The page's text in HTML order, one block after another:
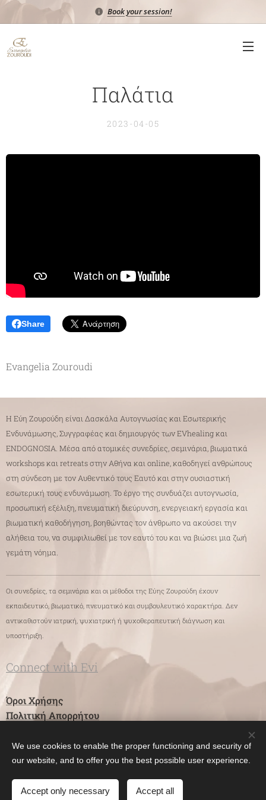
Book your session!
Παλάτια
2023-04-05
Share
Evangelia Zouroudi
Η Εύη Ζουρούδη είναι Δασκάλα Αυτογνωσίας και Εσωτερικής
Ενδυνάμωσης, Συγγραφέας και δημιουργός των EVhealing και
ENDOGNOSIA. Μέσα από ατομικές συνεδρίες, σεμινάρια, βιωματικά
workshops και retreats στην Αθήνα και online, καθοδηγεί ανθρώπους
στη σύνδεση με τον Αυθεντικό τους Εαυτό και στην ουσιαστική
εσωτερική τους ενδυνάμωση. Το έργο της συνδυάζει αυτογνωσία,
προσωπική εξέλιξη, πνευματική διεύρυνση, ενεργειακή εργασία και
βιωματική καθοδήγηση, βοηθώντας τον άνθρωπο να ακούσει την
αλήθεια του, να συμφιλιωθεί με τον εαυτό του και να βιώσει μια ζωή
γεμάτη νόημα.
Οι συνεδρίες, τα σεμινάρια και οι μέθοδοι της Εύης Ζουρούδη έχουν
εκπαιδευτικό, βιωματικό, πνευματικό και συμβουλευτικό χαρακτήρα. Δεν
αντικαθιστούν ιατρική, ψυχιατρική ή ψυχοθεραπευτική διάγνωση και
υποστήριξη.
Connect with Evi
Όροι Χρήσης
Πολιτική Απορρήτου
Evangelia ZOUROUDI Cookies
Γλώσσες
We use cookies to enable the proper functioning and security of
our website, and to offer you the best possible user experience.
Accept only necessary Accept all